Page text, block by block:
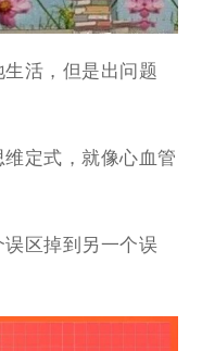
活，但是出问题
定式，就像心血管
区掉到另一个误